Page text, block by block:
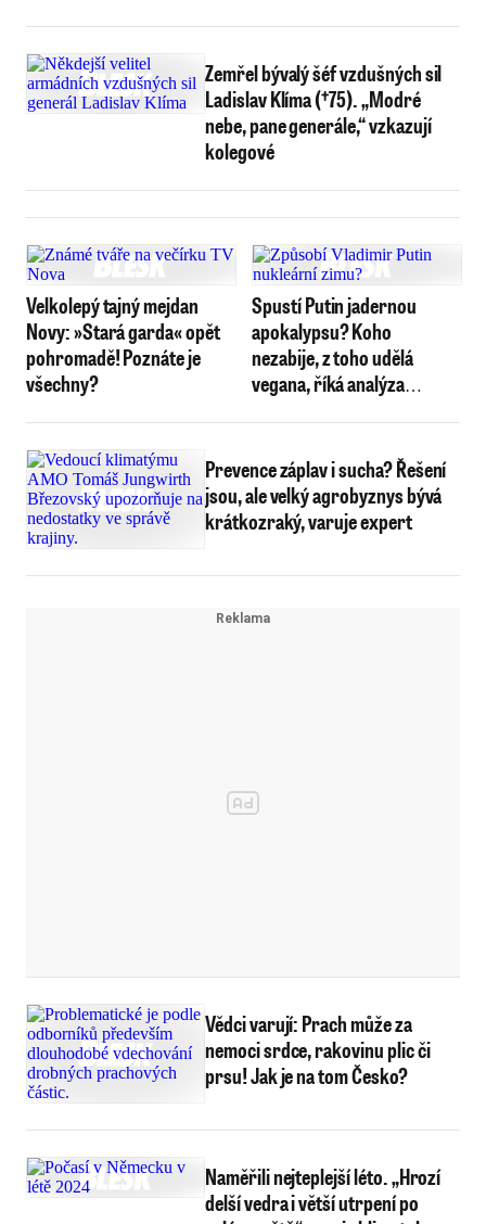
Zemřel bývalý šéf vzdušných sil
Ladislav Klíma (†75). „Modré
nebe, pane generále,“ vzkazují
kolegové
Velkolepý tajný mejdan
Novy: »Stará garda« opět
pohromadě! Poznáte je
všechny?
Spustí Putin jadernou
apokalypsu? Koho
nezabije, z toho udělá
vegana, říká analýza
Prevence záplav i sucha? Řešení
jsou, ale velký agrobyznys bývá
krátkozraký, varuje expert
Vědci varují: Prach může za
nemoci srdce, rakovinu plic či
prsu! Jak je na tom Česko?
Naměřili nejteplejší léto. „Hrozí
delší vedra i větší utrpení po